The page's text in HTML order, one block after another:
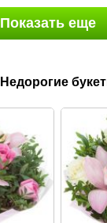
Показать еще
Недорогие